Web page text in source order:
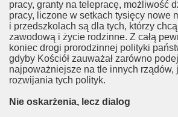
pracy, granty na telepracę, możliwość
pracy, liczone w setkach tysięcy nowe
i przedszkolach są dla tych, którzy
zawodową i życie rodzinne. Z całą
koniec drogi prorodzinnej polityki
gdyby Kościół zauważał zarówno
najpoważniejsze na tle innych rządów,
rozwijania tych polityk.
Nie oskarżenia, lecz dialog